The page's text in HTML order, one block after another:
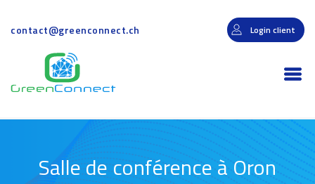
contenu
contact@greenconnect.ch Login client
Salle de conférence à Oron